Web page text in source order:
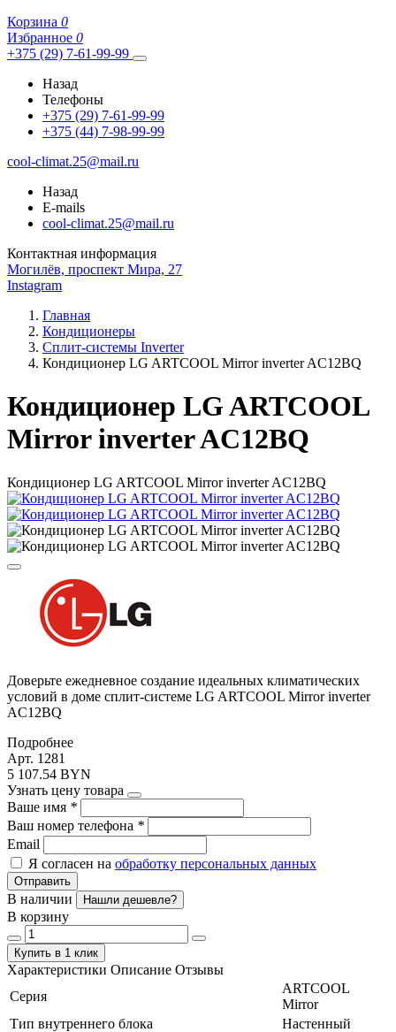
Корзина 0
Избранное 0
+375 (29) 7-61-99-99
Назад
Телефоны
+375 (29) 7-61-99-99
+375 (44) 7-98-99-99
cool-climat.25@mail.ru
Назад
E-mails
cool-climat.25@mail.ru
Контактная информация
Могилёв, проспект Мира, 27
Instagram
Главная
Кондиционеры
Сплит-системы Inverter
Кондиционер LG ARTCOOL Mirror inverter AC12BQ
Кондиционер LG ARTCOOL
Mirror inverter AC12BQ
Кондиционер LG ARTCOOL Mirror inverter AC12BQ
Доверьте ежедневное создание идеальных климатических
условий в доме сплит-системе LG ARTCOOL Mirror inverter
AC12BQ
Подробнее
Арт. 1281
5 107.54 BYN
Узнать цену товара
Ваше имя *
Ваш номер телефона *
Email
Я согласен на обработку персональных данных
Отправить
В наличии Нашли дешевле?
В корзину
Купить в 1 клик
Характеристики Описание Отзывы
Серия
ARTCOOL
Mirror
Тип внутреннего блока
Настенный